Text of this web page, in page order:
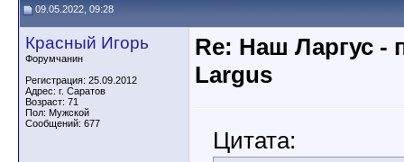
09.05.2022, 09:28
Красный Игорь
Форумчанин
Регистрация: 25.09.2012
Адрес: г. Саратов
Возраст: 71
Пол: Мужской
Сообщений: 677
Re: Наш Ларгус -
Largus
Цитата: